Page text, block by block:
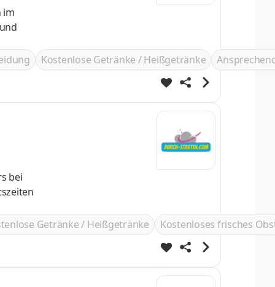
im
Kostenlose Getränke / Heißgetränke
Getränke / Heißgetränke
Kostenloses frisches